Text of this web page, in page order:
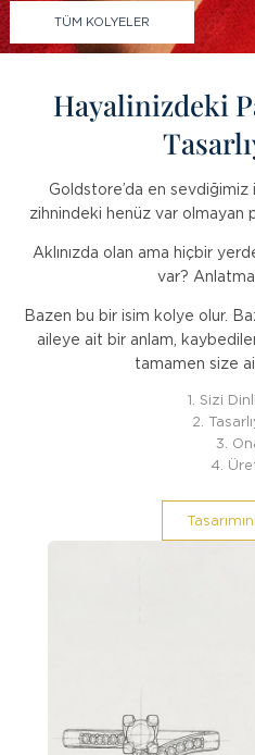
TÜM KOLYELER
Hayalinizdeki
Goldstore’da en
zihnindeki henüz var olmayan
Aklınızda olan ama hiçbir
var?
Bazen bu bir isim kolye olur.
aileye ait bir anlam,
tamamen size
1. Sizi
2.
3.
4.